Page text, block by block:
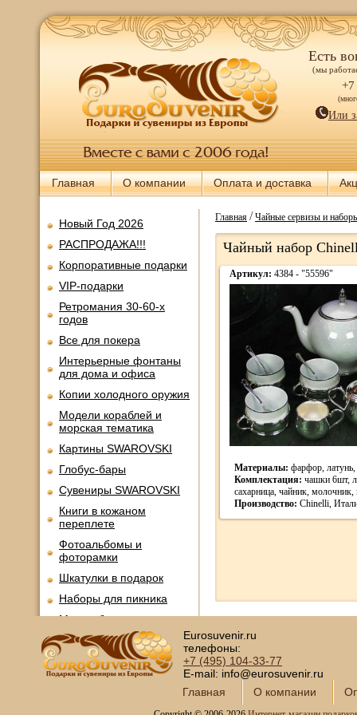
Есть
(мы
+7
Или
Главная О компании Оплата и доставка
Новый Год 2026
РАСПРОДАЖА!!!
Корпоративные подарки
VIP-подарки
Ретромания 30-60-х
годов
Все для покера
Интерьерные фонтаны
для дома и офиса
Копии холодного оружия
Модели кораблей и
морская тематика
Картины SWAROVSKI
Глобус-бары
Сувениры SWAROVSKI
Книги в кожаном
переплете
Фотоальбомы и
фоторамки
Шкатулки в подарок
Наборы для пикника
Мини - бары
Наборы для спиртного и
подарочные штофы
Сервизы кофейные
Главная/Чайные сервизы и
Чайный набор
Артикул: 4384 - "55596"
Материалы: фарфор,
Комплектация: чашки 6шт,
сахарница, чайник, молочник,
Производство: Chinelli,
Eurosuvenir.ru
телефоны:
+7 (495) 104-33-77
E-mail: info@eurosuvenir.ru
Главная
О компании